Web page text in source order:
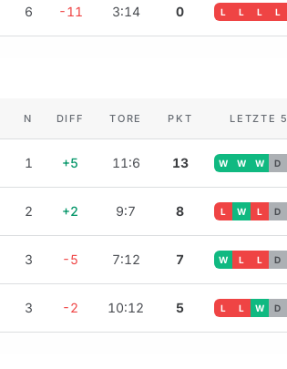
6 -11 3:14 0 L L L L
N DIFF TORE PKT LETZTE 5
1 +5 11:6 13 W W W D
2 +2 9:7 8 L W L D
3 -5 7:12 7 W L L D
3 -2 10:12 5 L L W D